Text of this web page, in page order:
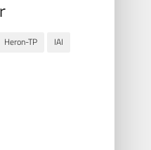
Heron-TP
IAI